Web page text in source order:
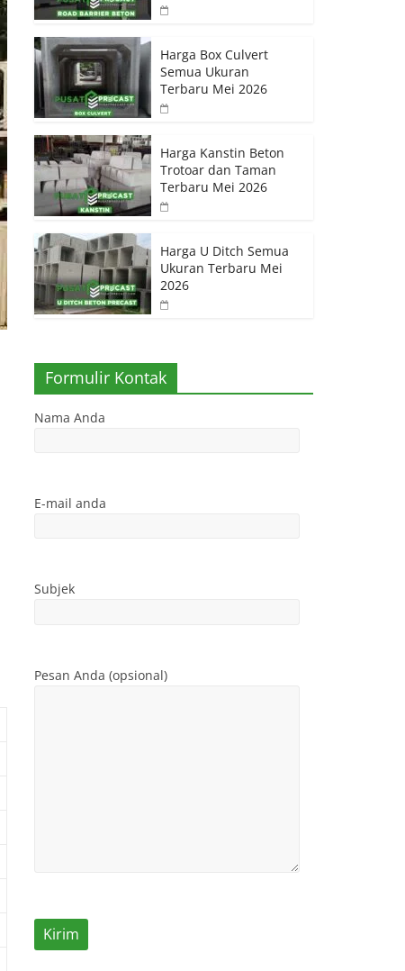
Harga Box Culvert
Semua Ukuran
Terbaru Mei 2026
Harga Kanstin Beton
Trotoar dan Taman
Terbaru Mei 2026
Harga U Ditch Semua
Ukuran Terbaru Mei
2026
Formulir Kontak
Nama Anda
E-mail anda
Subjek
Pesan Anda (opsional)